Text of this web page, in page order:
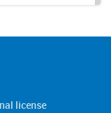
license